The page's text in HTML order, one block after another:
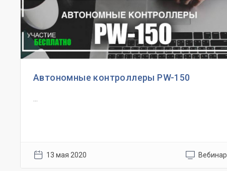
Автономные контроллеры PW-150
13 мая 2020 Вебинар